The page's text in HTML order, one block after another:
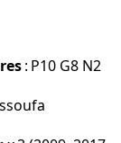
: P10 G8 N2